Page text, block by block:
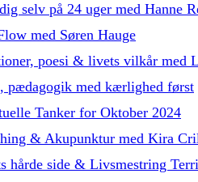
selv på 24 uger med Hanne
med Søren Hauge
poesi & livets vilkår med
pædagogik med kærlighed først
Tanker for Oktober 2024
& Akupunktur med Kira
hårde side & Livsmestring